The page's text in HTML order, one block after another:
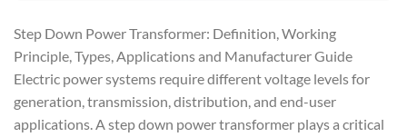
Step Down Power Transformer: Definition, Working
Principle, Types, Applications and Manufacturer Guide
Electric power systems require different voltage levels for
generation, transmission, distribution, and end-user
applications. A step down power transformer plays a critical